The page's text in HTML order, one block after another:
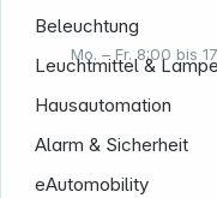
Mo. – Fr. 8:00 bis
Beleuchtung
Leuchtmittel &
Hausautomation
Alarm & Sicherheit
eAutomobility
Rechtliches